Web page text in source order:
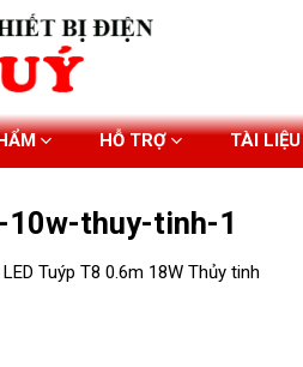
HỖ TRỢ TÀI LIỆU
thuy-tinh-1
Tuýp T8 0.6m 18W Thủy tinh